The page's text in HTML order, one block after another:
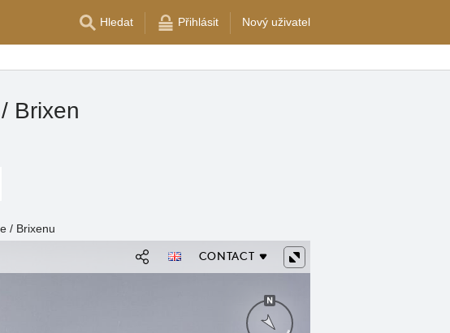
Hledat Přihlásit Nový uživatel
Brixen
/ Brixenu